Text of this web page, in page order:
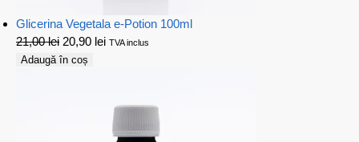
Glicerina Vegetala e-Potion 100ml
21,00lei 20,90 lei TVA inclus
Adaugă în coș